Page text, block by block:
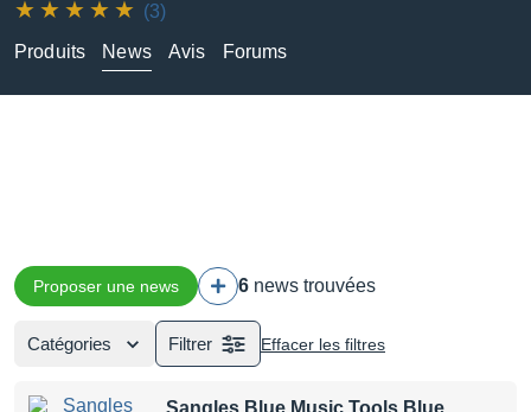
(3)
Produits
News Avis Forums
Proposer une news 6 news trouvées
Catégories Filtrer Effacer les filtres
Sangles Blue Music Tools Blue